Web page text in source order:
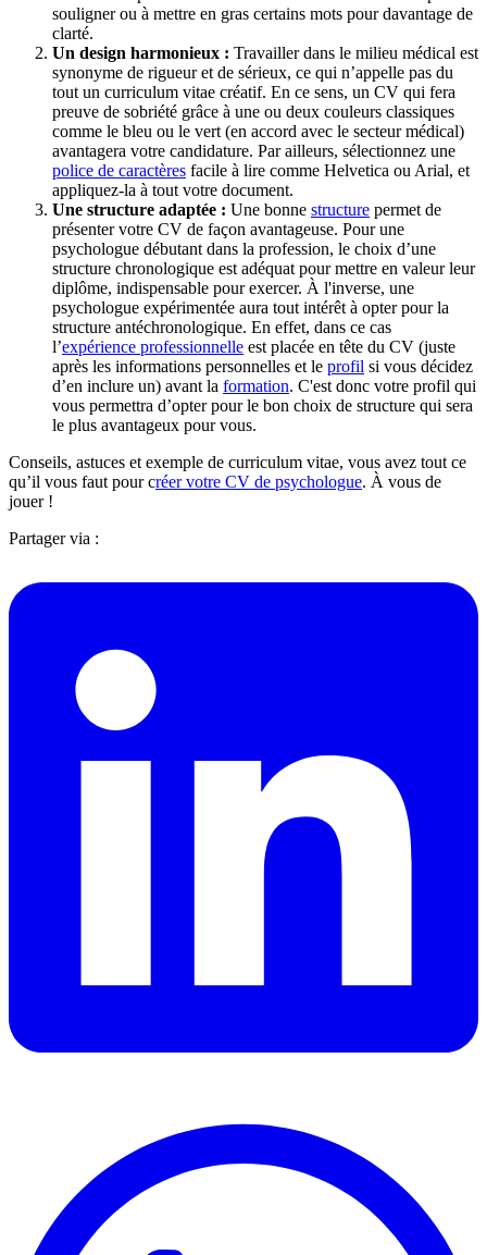
souligner ou à mettre en gras certains mots pour davantage de
clarté.
Un design harmonieux : Travailler dans le milieu médical est
synonyme de rigueur et de sérieux, ce qui n’appelle pas du
tout un curriculum vitae créatif. En ce sens, un CV qui fera
preuve de sobriété grâce à une ou deux couleurs classiques
comme le bleu ou le vert (en accord avec le secteur médical)
avantagera votre candidature. Par ailleurs, sélectionnez une
police de caractères facile à lire comme Helvetica ou Arial, et
appliquez-la à tout votre document.
Une structure adaptée : Une bonne structure permet de
présenter votre CV de façon avantageuse. Pour une
psychologue débutant dans la profession, le choix d’une
structure chronologique est adéquat pour mettre en valeur leur
diplôme, indispensable pour exercer. À l'inverse, une
psychologue expérimentée aura tout intérêt à opter pour la
structure antéchronologique. En effet, dans ce cas
l’expérience professionnelle est placée en tête du CV (juste
après les informations personnelles et le profil si vous décidez
d’en inclure un) avant la formation. C'est donc votre profil qui
vous permettra d’opter pour le bon choix de structure qui sera
le plus avantageux pour vous.
Conseils, astuces et exemple de curriculum vitae, vous avez tout ce
qu’il vous faut pour créer votre CV de psychologue. À vous de
jouer !
Partager via :